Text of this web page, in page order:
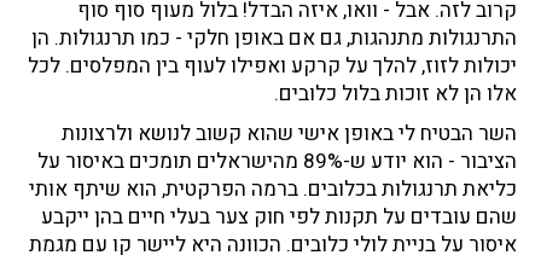
קרוב לזה. אבל - וואו, איזה הבדל! בלול מעוף סוף סוף
התרנגולות מתנהגות, גם אם באופן חלקי - כמו תרנגולות. הן
יכולות לזוז, להלך על קרקע ואפילו לעוף בין המפלסים. לכל
אלו הן לא זוכות בלול כלובים.
השר הבטיח לי באופן אישי שהוא קשוב לנושא ולרצונות
הציבור - הוא יודע ש-89% מהישראלים תומכים באיסור על
כליאת תרנגולות בכלובים. ברמה הפרקטית, הוא שיתף אותי
שהם עובדים על תקנות לפי חוק צער בעלי חיים בהן ייקבע
איסור על בניית לולי כלובים. הכוונה היא ליישר קו עם מגמת